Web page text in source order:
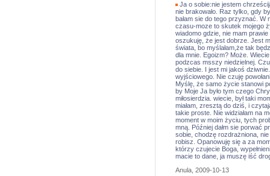
Ja o sobie:nie jestem
nie brakowało. Raz tylko, gdy
bałam sie do tego przyznać. W
czasu-moze to skutek mojego
wiadomo gdzie, nie mam
oszukuję, że jest dobrze. Jest
świata, bo myślałam,że tak
dla mnie. Egoizm? Może.
podzcas msszy niedzielnej.
do siebie. I jest mi jakoś
wyjściowego. Nie czuję
Myślę, że samo życie stanowi
by Moje Ja było tym czego
miłosierdzia. wiecie, był taki
miałam, zresztą do dziś, i
takie proste. Nie widziałam na
moment w moim życiu, tych
mną. Później dałm sie porwać
sobie, chodzę rozdrażniona,
robisz. Opanowuję się a za
którzy czujecie Boga,
macie to dane, ja muszę iść
Anula, 2009-10-13